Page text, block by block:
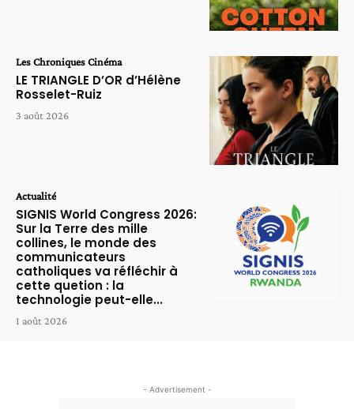
Les Chroniques Cinéma
LE TRIANGLE D’OR d’Hélène
Rosselet-Ruiz
3 août 2026
Actualité
SIGNIS World Congress 2026:
Sur la Terre des mille
collines, le monde des
communicateurs
catholiques va réfléchir à
cette quetion : la
technologie peut-elle...
1 août 2026
- Advertisement -